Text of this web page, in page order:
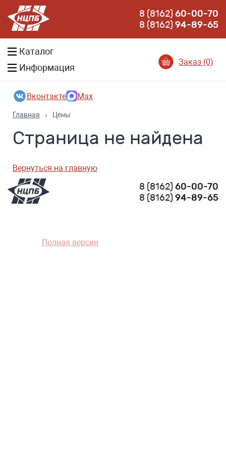
8 (8162)60-00-70
8 (8162)94-89-65
Каталог
Информация
Заказ (0)
Вконтакте Max
Главная › Цены
Страница не найдена
Вернуться на главную
8 (8162)60-00-70
8 (8162)94-89-65
Полная версия